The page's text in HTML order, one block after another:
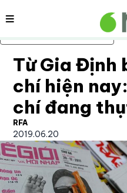
Bỏ qua nội dung chính
Nội dung
Từ Gia Định
chí hiện
chí đang
RFA
2019.06.20